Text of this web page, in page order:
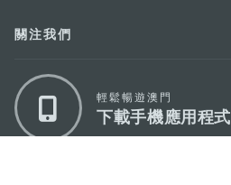
關注我們
輕鬆暢遊澳門
下載手機應用程式